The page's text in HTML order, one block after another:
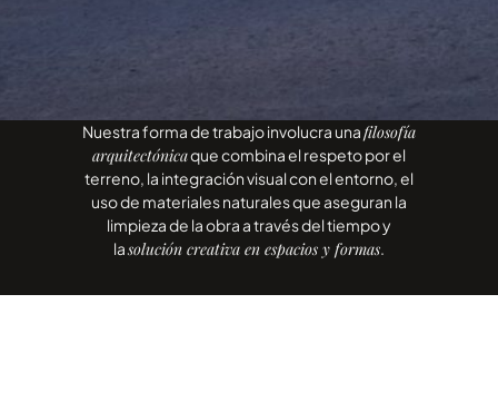
Nuestra forma de trabajo involucra unafilosofía
arquitectónicaque combina el respeto por el
terreno, la integración visual con el entorno, el
uso de materiales naturales que aseguran la
limpieza de la obra a través del tiempo y
lasolución creativa en espacios y formas.